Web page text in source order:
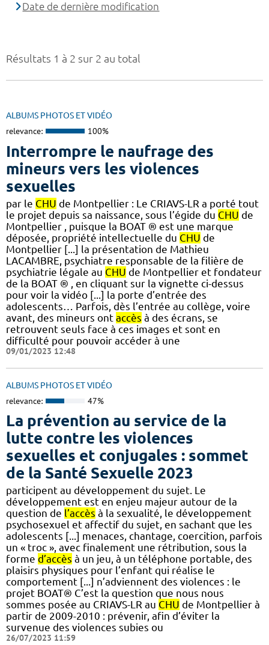
Résultats 1 à 2 sur 2 au total
ALBUMS PHOTOS ET VIDÉO
relevance: 100%
Interrompre le naufrage des
mineurs vers les violences
sexuelles
par le CHU de Montpellier : Le CRIAVS-LR a porté tout
le projet depuis sa naissance, sous l’égide du CHU de
Montpellier , puisque la BOAT ® est une marque
déposée, propriété intellectuelle du CHU de
Montpellier [...] la présentation de Mathieu
LACAMBRE, psychiatre responsable de la filière de
psychiatrie légale au CHU de Montpellier et fondateur
de la BOAT ® , en cliquant sur la vignette ci-dessus
pour voir la vidéo [...] la porte d’entrée des
adolescents… Parfois, dès l’entrée au collège, voire
avant, des mineurs ont accès à des écrans, se
retrouvent seuls face à ces images et sont en
difficulté pour pouvoir accéder à une
09/01/2023 12:48
ALBUMS PHOTOS ET VIDÉO
relevance: 47%
La prévention au service de la
lutte contre les violences
sexuelles et conjugales : sommet
de la Santé Sexuelle 2023
participent au développement du sujet. Le
développement est en enjeu majeur autour de la
question de l’accès à la sexualité, le développement
psychosexuel et affectif du sujet, en sachant que les
adolescents [...] menaces, chantage, coercition, parfois
un « troc », avec finalement une rétribution, sous la
forme d’accès à un jeu, à un téléphone portable, des
plaisirs physiques pour l’enfant qui réalise le
comportement [...] n’adviennent des violences : le
projet BOAT® C’est la question que nous nous
sommes posée au CRIAVS-LR au CHU de Montpellier à
partir de 2009-2010 : prévenir, afin d’éviter la
survenue des violences subies ou
26/07/2023 11:59
Date de dernière modification